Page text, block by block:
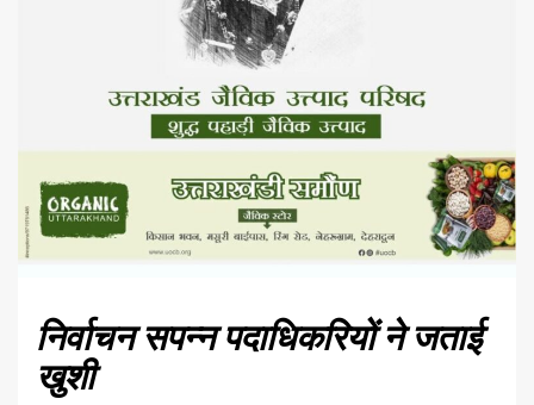
निर्वाचन सपन्न पदाधिकरियों ने जताई
खुशी